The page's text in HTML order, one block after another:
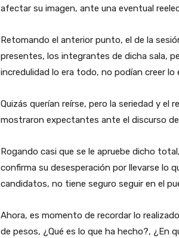
afectar su imagen, ante una eventual
Retomando el anterior punto, el de la
presentes, los integrantes de dicha sala,
incredulidad lo era todo, no podían creer lo
Quizás querían reírse, pero la seriedad y el
mostraron expectantes ante el discurso de
Rogando casi que se le apruebe dicho
confirma su desesperación por llevarse lo
candidatos, no tiene seguro seguir en el
Ahora, es momento de recordar lo
de pesos, ¿Qué es lo que ha hecho?, ¿En